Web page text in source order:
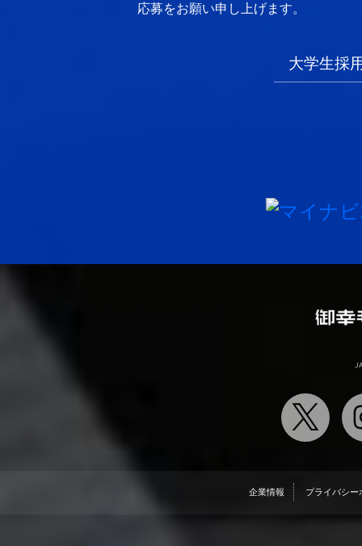
応募をお願い申し上げます。
大学生採
企業情報 プライバシー